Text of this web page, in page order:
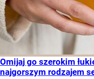
Omijaj go szerokim
najgorszym rodzajem